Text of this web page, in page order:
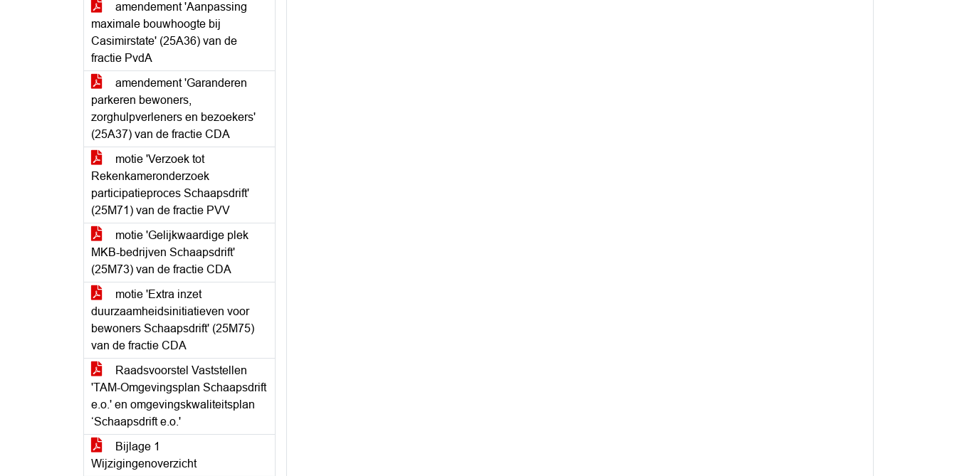
amendement 'Aanpassing
maximale bouwhoogte bij
Casimirstate' (25A36) van de
fractie PvdA
amendement 'Garanderen
parkeren bewoners,
zorghulpverleners en bezoekers'
(25A37) van de fractie CDA
motie 'Verzoek tot
Rekenkameronderzoek
participatieproces Schaapsdrift'
(25M71) van de fractie PVV
motie 'Gelijkwaardige plek
MKB-bedrijven Schaapsdrift'
(25M73) van de fractie CDA
motie 'Extra inzet
duurzaamheidsinitiatieven voor
bewoners Schaapsdrift' (25M75)
van de fractie CDA
Raadsvoorstel Vaststellen
'TAM-Omgevingsplan Schaapsdrift
e.o.' en omgevingskwaliteitsplan
‘Schaapsdrift e.o.'
Bijlage 1
Wijzigingenoverzicht